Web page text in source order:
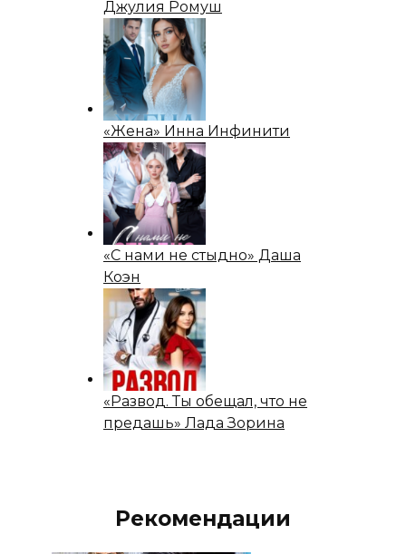
Джулия Ромуш
«Жена» Инна Инфинити
«С нами не стыдно» Даша
Коэн
«Развод. Ты обещал, что не
предашь» Лада Зорина
Рекомендации